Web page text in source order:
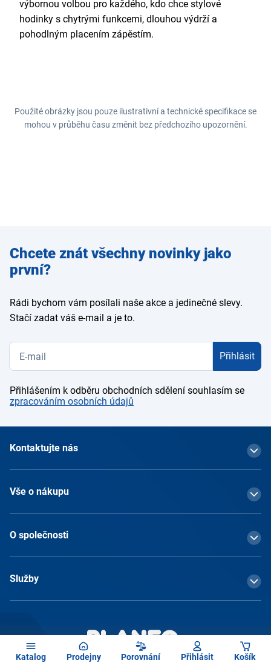
Katalog Prodejny Porovnání Přihlásit Košík
výbornou volbou pro každého, kdo chce stylové
hodinky s chytrými funkcemi, dlouhou výdrží a
pohodlným placením zápěstím.
Použité obrázky jsou pouze ilustrativní a technické specifikace se
mohou v průběhu času změnit bez předchozího upozornění.
Zadejte
e-mail
Chcete znát všechny novinky jako
první?
Rádi bychom vám posílali naše akce a jedinečné slevy.
Stačí zadat váš e-mail a je to.
Přihlásit
Přihlášením k odběru obchodních sdělení souhlasím se
zpracováním osobních údajů
Kontaktujte nás
Vše o nákupu
O společnosti
Služby